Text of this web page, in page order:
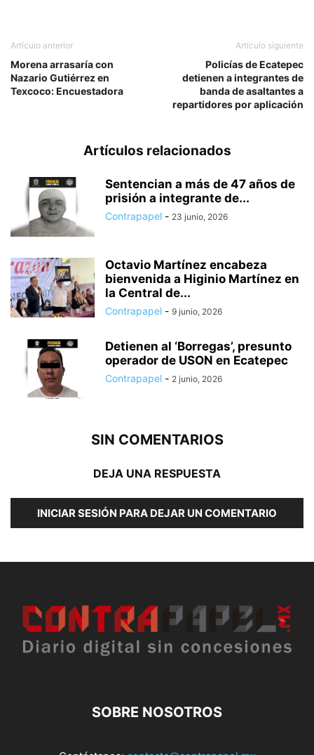
Artículo anterior
Morena arrasaría con
Nazario Gutiérrez en
Texcoco: Encuestadora
Artículo siguiente
Policías de Ecatepec
detienen a integrantes de
banda de asaltantes a
repartidores por aplicación
Artículos relacionados
Sentencian a más de 47 años de
prisión a integrante de...
Contrapapel - 23 junio, 2026
Octavio Martínez encabeza
bienvenida a Higinio Martínez en
la Central de...
Contrapapel - 9 junio, 2026
Detienen al ‘Borregas’, presunto
operador de USON en Ecatepec
Contrapapel - 2 junio, 2026
SIN COMENTARIOS
DEJA UNA RESPUESTA
INICIAR SESIÓN PARA DEJAR UN COMENTARIO
SOBRE NOSOTROS